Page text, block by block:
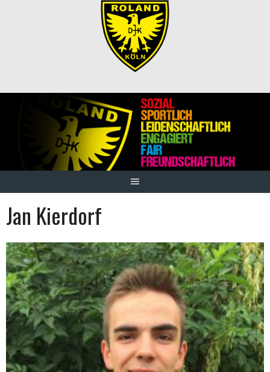
Jan Kierdorf